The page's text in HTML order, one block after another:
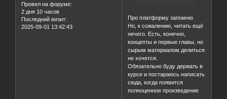
Провел на форуме:
2 дня 10 часов
Последний визит:
2025-09-01 13:42:43
Про платформу запомню
Но, к сожалению, читать ещё
нечего. Есть, конечно,
концепты и первые главы, но
сырым материалом делиться
не хочется.
Обязательно буду держать в
курсе и постараюсь написать
сюда, когда появится
полноценное произведение